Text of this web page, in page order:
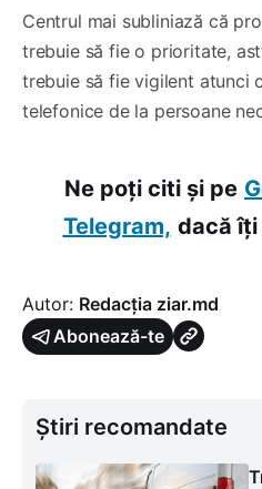
Centrul mai subliniază că
trebuie să fie o prioritate,
trebuie să fie vigilent atunci
telefonice de la persoane
Ne poți citi și pe
Telegram, dacă îți
Autor: Redacția ziar.md
Abonează-te
Știri recomandate